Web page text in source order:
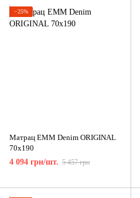
−25%
Матрац ЕММ Denim ORIGINAL
70x190
4 094 грн/шт. 5 457 грн